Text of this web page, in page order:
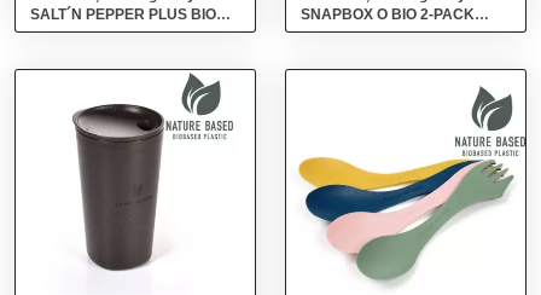
SALT´N PEPPER PLUS BIO
Fűszertartó, sárga, méret
SNAPBOX O BIO 2-PACK
Ételtároló doboz, rózsaszín,